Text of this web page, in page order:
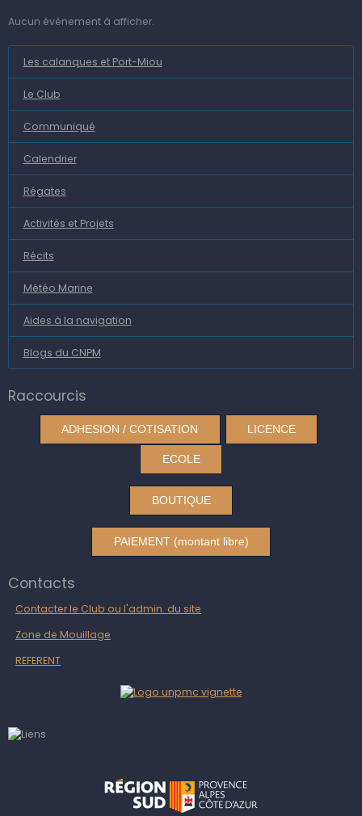
Aucun évènement à afficher.
Les calanques et Port-Miou
Le Club
Communiqué
Calendrier
Régates
Activités et Projets
Récits
Météo Marine
Aides à la navigation
Blogs du CNPM
Raccourcis
ADHESION / COTISATION LICENCE
ECOLE
BOUTIQUE
PAIEMENT (montant libre)
Contacts
Contacter le Club ou l'admin. du site
Zone de Mouillage
REFERENT